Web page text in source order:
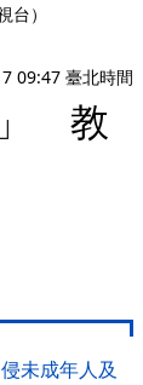
）
09:47 臺北時間
」 教
未成年人及